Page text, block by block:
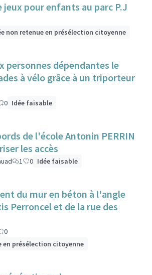
jeux pour enfants au parc P.J
non retenue en présélection citoyenne
personnes dépendantes le
à vélo grâce à un triporteur
0 Idée faisable
de l'école Antonin PERRIN
les accès
1 0 Idée faisable
du mur en béton à l'angle
Perroncel et de la rue des
0
en présélection citoyenne